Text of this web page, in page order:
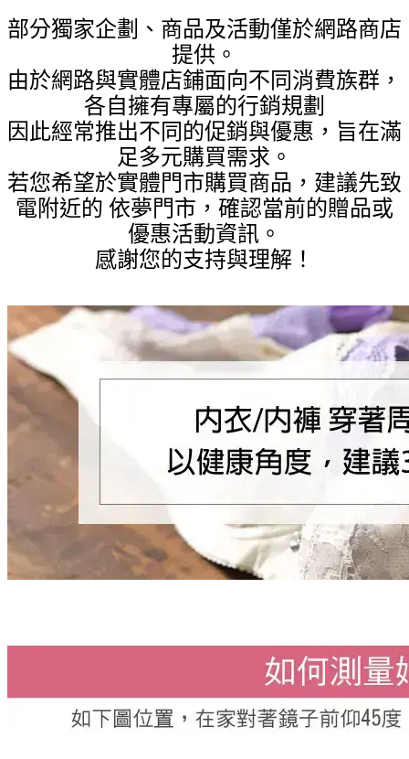
部分獨家企劃、商品及活動僅於網路商店
提供。
由於網路與實體店鋪面向不同消費族群，
各自擁有專屬的行銷規劃
因此經常推出不同的促銷與優惠，旨在滿
足多元購買需求。
若您希望於實體門市購買商品，建議先致
電附近的 依夢門市，確認當前的贈品或
優惠活動資訊。
感謝您的支持與理解！